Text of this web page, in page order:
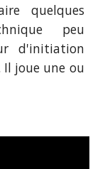
quelques
peu
d'initiation
Il joue une ou